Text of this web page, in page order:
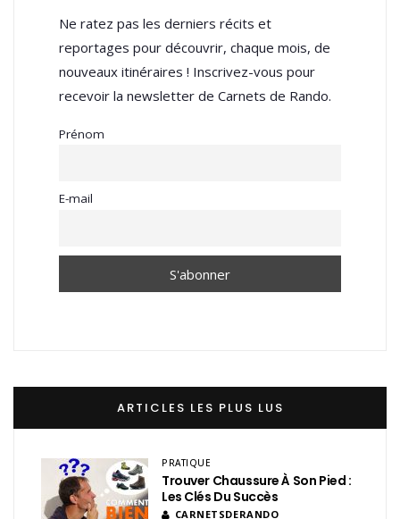
Ne ratez pas les derniers récits et
reportages pour découvrir, chaque mois, de
nouveaux itinéraires ! Inscrivez-vous pour
recevoir la newsletter de Carnets de Rando.
Prénom
E-mail
ARTICLES LES PLUS LUS
PRATIQUE
Trouver Chaussure À Son Pied :
Les Clés Du Succès
CARNETSDERANDO